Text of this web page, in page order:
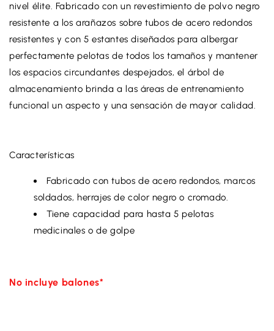
nivel élite. Fabricado con un revestimiento de polvo negro
resistente a los arañazos sobre tubos de acero redondos
resistentes y con 5 estantes diseñados para albergar
perfectamente pelotas de todos los tamaños y mantener
los espacios circundantes despejados, el árbol de
almacenamiento brinda a las áreas de entrenamiento
funcional un aspecto y una sensación de mayor calidad.
Características
Fabricado con tubos de acero redondos, marcos
soldados, herrajes de color negro o cromado.
Tiene capacidad para hasta 5 pelotas
medicinales o de golpe
No incluye balones*
Continuar para comprar
¿Tienes una cuenta?
Ingresapara pagar más rapído.